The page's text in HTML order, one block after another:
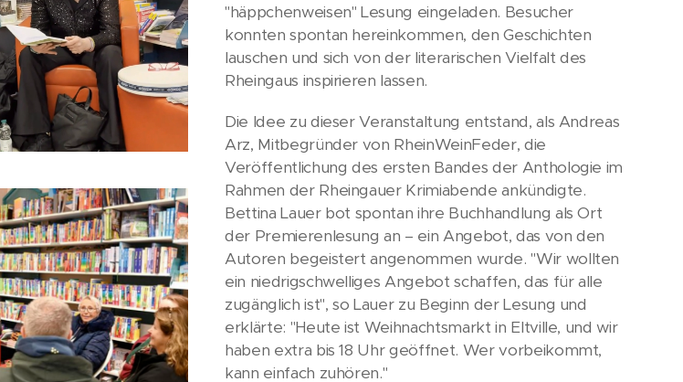
"häppchenweisen" Lesung eingeladen. Besucher
konnten spontan hereinkommen, den Geschichten
lauschen und sich von der literarischen Vielfalt des
Rheingaus inspirieren lassen.
Die Idee zu dieser Veranstaltung entstand, als Andreas
Arz, Mitbegründer von RheinWeinFeder, die
Veröffentlichung des ersten Bandes der Anthologie im
Rahmen der Rheingauer Krimiabende ankündigte.
Bettina Lauer bot spontan ihre Buchhandlung als Ort
der Premierenlesung an – ein Angebot, das von den
Autoren begeistert angenommen wurde. "Wir wollten
ein niedrigschwelliges Angebot schaffen, das für alle
zugänglich ist", so Lauer zu Beginn der Lesung und
erklärte: "Heute ist Weihnachtsmarkt in Eltville, und wir
haben extra bis 18 Uhr geöffnet. Wer vorbeikommt,
kann einfach zuhören."